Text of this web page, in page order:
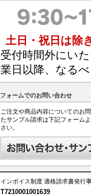
土日・祝日は除
受付時間外にい
業日以降、なる
フォームでのお問い合わせ
ご注文や商品内容についてのお
たサンプル請求は下記フォーム
さい。
インボイス制度 適格請求書発行
T7210001001639